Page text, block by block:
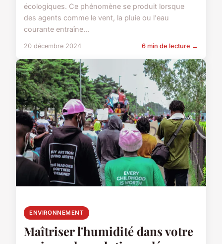
écologiques. Ce phénomène se produit lorsque
des agents comme le vent, la pluie ou l'eau
courante entraîne...
20 décembre 2024 6 min de lecture →
ENVIRONNEMENT
Maîtriser l'humidité dans votre